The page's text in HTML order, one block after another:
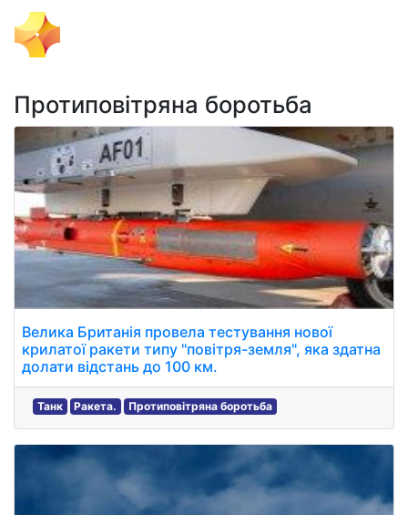
Протиповітряна боротьба
Велика Британія провела тестування нової
крилатої ракети типу "повітря-земля", яка здатна
долати відстань до 100 км.
Танк Ракета. Протиповітряна боротьба